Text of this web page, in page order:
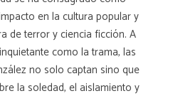
en la cultura popular y
de terror y ciencia ficción. A
como la trama, las
no solo captan sino que
la soledad, el aislamiento y